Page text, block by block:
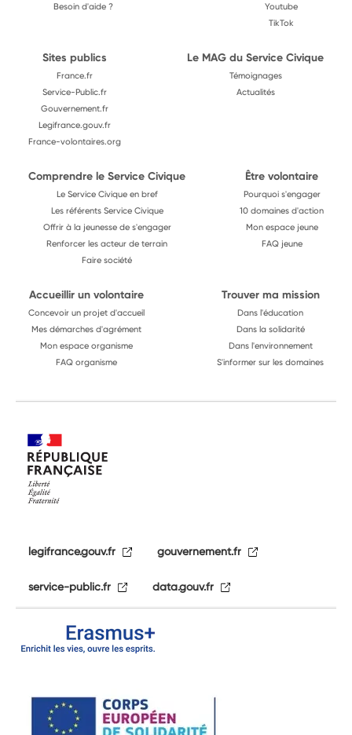
Besoin d'aide ?
Youtube
TikTok
Sites publics
France.fr
Service-Public.fr
Gouvernement.fr
Legifrance.gouv.fr
France-volontaires.org
Le MAG du Service Civique
Témoignages
Actualités
Comprendre le Service Civique
Le Service Civique en bref
Les référents Service Civique
Offrir à la jeunesse de s'engager
Renforcer les acteur de terrain
Faire société
Être volontaire
Pourquoi s'engager
10 domaines d'action
Mon espace jeune
FAQ jeune
Accueillir un volontaire
Concevoir un projet d'accueil
Mes démarches d'agrément
Mon espace organisme
FAQ organisme
Trouver ma mission
Dans l'éducation
Dans la solidarité
Dans l'environnement
S'informer sur les domaines
legifrance.gouv.fr gouvernement.fr
service-public.fr data.gouv.fr